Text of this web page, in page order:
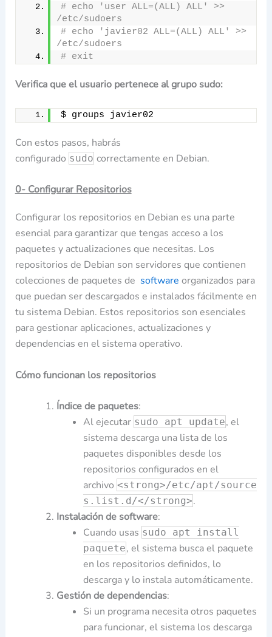
# echo 'user ALL=(ALL) ALL' >>
/etc/sudoers
# echo 'javier02 ALL=(ALL) ALL' >>
/etc/sudoers
# exit
Verifica que el usuario pertenece algrupo sudo:
$ groups javier02
Con estos pasos, habrás
configurado sudo correctamente en Debian.
0- Configurar Repositorios
Configurar los repositorios en Debian es una parte
esencial para garantizar que tengas acceso a los
paquetes y actualizaciones que necesitas. Los
repositorios de Debian son servidores que contienen
colecciones de paquetes de software organizados para
que puedan ser descargados e instalados fácilmente en
tu sistema Debian. Estos repositorios son esenciales
para gestionar aplicaciones, actualizaciones y
dependencias en el sistema operativo.
Cómo funcionan los repositorios
Índice de paquetes:
Al ejecutar sudo apt update, el
sistema descarga una lista de los
paquetes disponibles desde los
repositorios configurados en el
archivo <strong>/etc/apt/source
s.list.d/</strong>.
Instalación de software:
Cuando usas sudo apt install
paquete, el sistema busca el paquete
en los repositorios definidos, lo
descarga y lo instala automáticamente.
Gestión de dependencias:
Si un programa necesita otros paquetes
para funcionar, el sistema los descarga